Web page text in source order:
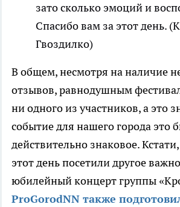
зато сколько эмоций и
Спасибо вам за этот день.
Гвоздилко)
В общем, несмотря на наличие
отзывов, равнодушным
ни одного из участников, а это
событие для нашего города это
действительно знаковое.
этот день посетили другое
юбилейный концерт группы
ProGorodNN также